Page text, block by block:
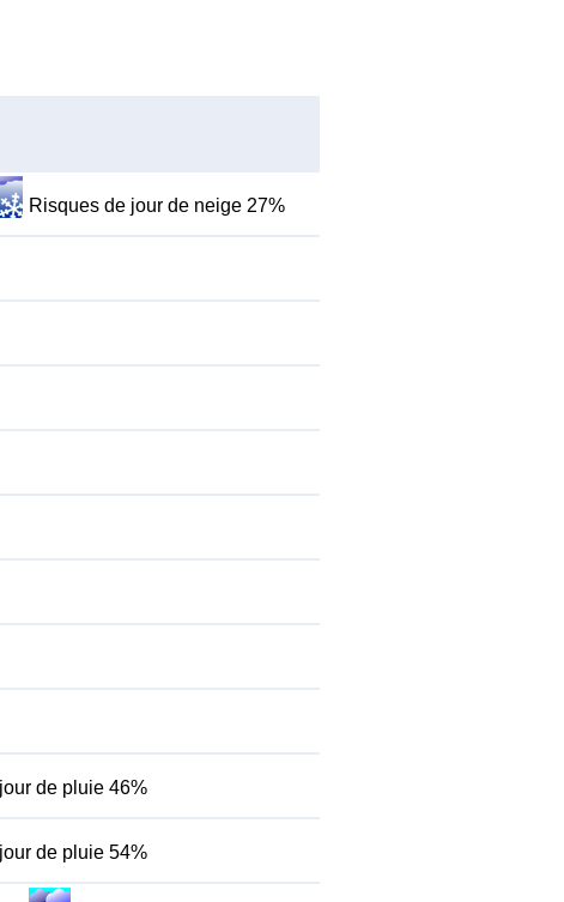
Risques de jour de neige 27%
de pluie 46%
de pluie 54%